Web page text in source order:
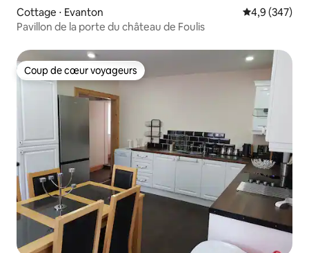
Cottage ⋅ Evanton Évaluation
4,9 (347)
Pavillon de la porte du château de Foulis
Coup de cœur voyageurs
Coup de cœur voyageurs